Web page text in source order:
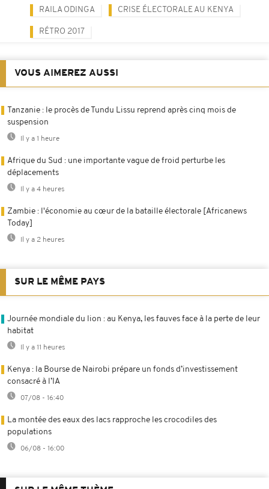
RAILA ODINGA CRISE ÉLECTORALE AU KENYA
RÉTRO 2017
VOUS AIMEREZ AUSSI
Tanzanie : le procès de Tundu Lissu reprend après cinq mois de
suspension
Il y a 1 heure
Afrique du Sud : une importante vague de froid perturbe les
déplacements
Il y a 4 heures
Zambie : l'économie au cœur de la bataille électorale [Africanews
Today]
Il y a 2 heures
SUR LE MÊME PAYS
Journée mondiale du lion : au Kenya, les fauves face à la perte de leur
habitat
Il y a 11 heures
Kenya : la Bourse de Nairobi prépare un fonds d’investissement
consacré à l’IA
07/08 - 16:40
La montée des eaux des lacs rapproche les crocodiles des
populations
06/08 - 16:00